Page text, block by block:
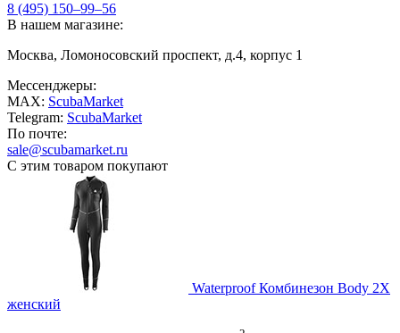
8 (495) 150–99–56
В нашем магазине:
Москва, Ломоносовский проспект, д.4, корпус 1
Мессенджеры:
MAX: ScubaMarket
Telegram: ScubaMarket
По почте:
sale@scubamarket.ru
С этим товаром покупают
Waterproof Комбинезон Body 2X
женский